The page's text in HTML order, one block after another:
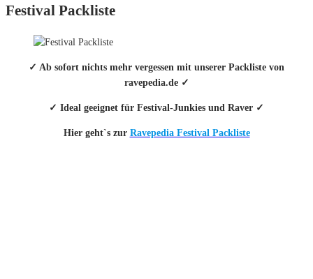
Festival Packliste
✓ Ab sofort nichts mehr vergessen mit unserer Packliste von
ravepedia.de ✓
✓ Ideal geeignet für Festival-Junkies und Raver ✓
Hier geht`s zur Ravepedia Festival Packliste